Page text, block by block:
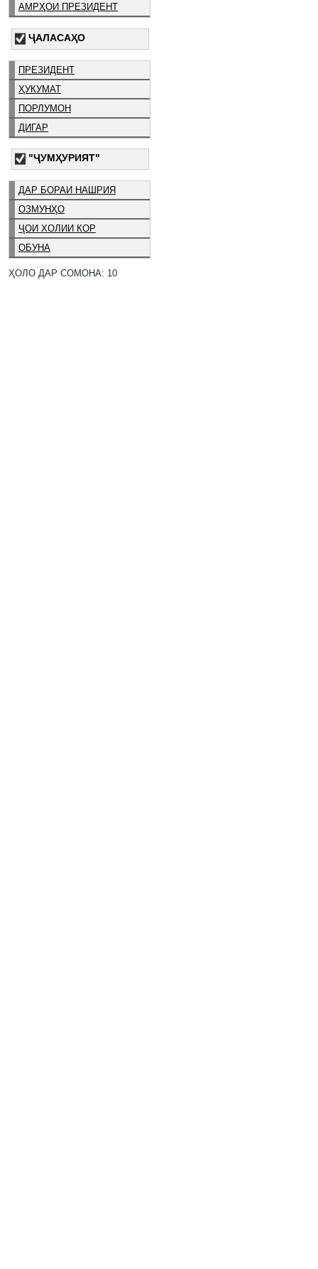
АМРҲОИ ПРЕЗИДЕНТ
ҶАЛАСАҲО
ПРЕЗИДЕНТ
ҲУКУМАТ
ПОРЛУМОН
ДИГАР
"ҶУМҲУРИЯТ"
ДАР БОРАИ НАШРИЯ
ОЗМУНҲО
ҶОИ ХОЛИИ КОР
ОБУНА
ҲОЛО ДАР СОМОНА: 10